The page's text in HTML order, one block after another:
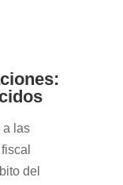
a las
del